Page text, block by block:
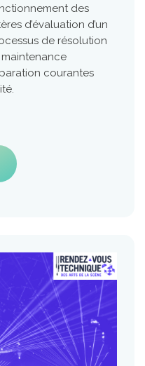
des
d’évaluation d’un
de résolution
courantes